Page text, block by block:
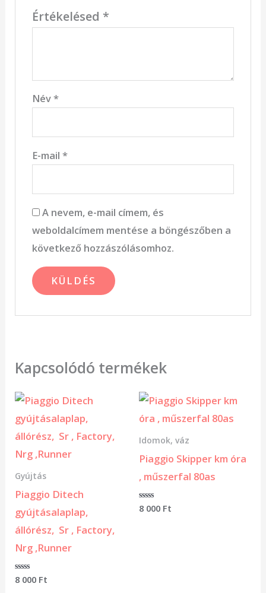
Értékelésed *
Név*
E-mail *
A nevem, e-mail címem, és
weboldalcímem mentése a böngészőben a
következő hozzászólásomhoz.
Kapcsolódó termékek
Gyújtás
Piaggio Ditech
gyújtásalaplap,
állórész, Sr , Factory,
Nrg ,Runner
Értékelés:
8 000 Ft
Idomok, váz
Piaggio Skipper km óra
, műszerfal 80as
Értékelés:
8 000 Ft